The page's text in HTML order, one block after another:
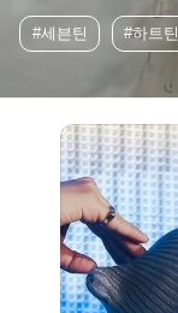
#세븐틴 #하트틴